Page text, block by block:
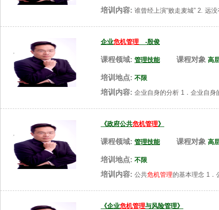
培训内容: 谁曾经上演“败走麦城” 2. 远
企业危机管理 -殷俊
课程领域: 管理技能 课程对象 高
培训地点: 不限
培训内容: 企业自身的分析 1．企业自
《政府公共危机管理》
课程领域: 管理技能 课程对象 高
培训地点: 不限
培训内容: 公共危机管理的基本理念 1．
《企业危机管理与风险管理》